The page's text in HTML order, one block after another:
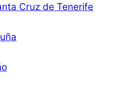
Cruz de Tenerife